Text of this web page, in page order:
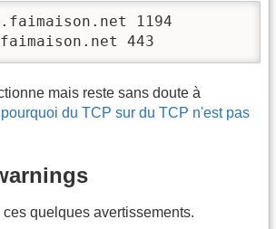
1194
443
mais reste sans doute à
pourquoi du TCP sur du TCP n'est pas
quelques avertissements.